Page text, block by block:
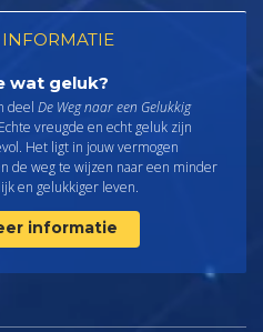
wat geluk?
deel De Weg naar een Gelukkig
vreugde en echt geluk zijn
Het ligt in jouw vermogen
de weg te wijzen naar een minder
en gelukkiger leven.
informatie